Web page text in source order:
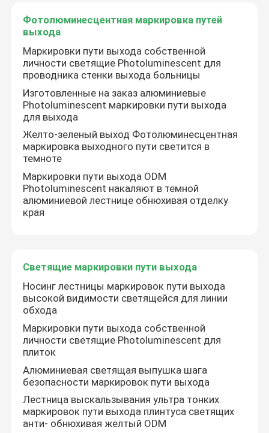
Главная страница
Продукция
Ролики
О Компании
Фотолюминесцентная маркировка путей
выхода
Маркировки пути выхода собственной
личности светящие Photoluminescent для
проводника стенки выхода больницы
Изготовленные на заказ алюминиевые
Photoluminescent маркировки пути выхода
для выхода
Желто-зеленый выход Фотолюминесцентная
маркировка выходного пути светится в
темноте
Маркировки пути выхода ODM
Photoluminescent накаляют в темной
алюминиевой лестнице обнюхивая отделку
края
Светящие маркировки пути выхода
Носинг лестницы маркировок пути выхода
высокой видимости светящейся для линии
обхода
Маркировки пути выхода собственной
личности светящие Photoluminescent для
плиток
Алюминиевая светящая выпушка шага
безопасности маркировок пути выхода
Лестница выскальзывания ультра тонких
маркировок пути выхода плинтуса светящих
анти- обнюхивая желтый ODM